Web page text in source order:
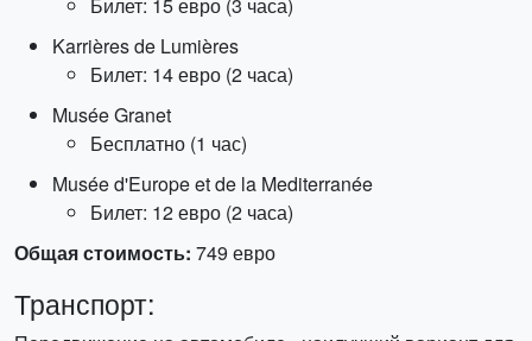
Karrières de Lumières
Билет: 14 евро (2 часа)
Musée Granet
Бесплатно (1 час)
Musée d'Europe et de la Mediterranée
Билет: 12 евро (2 часа)
Общая стоимость: 749 евро
Транспорт: